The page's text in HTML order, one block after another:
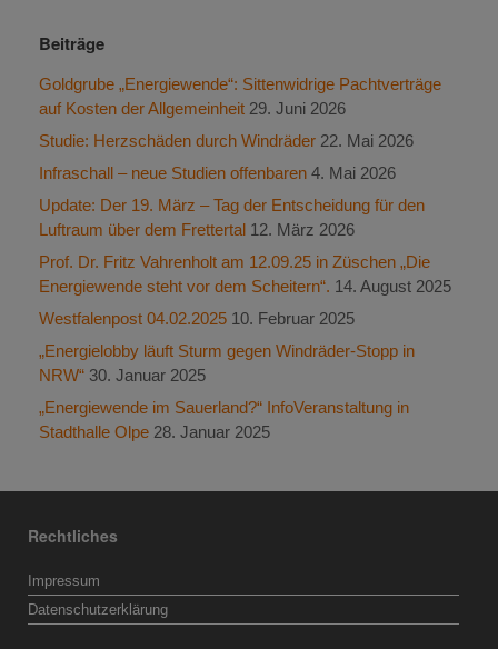
Beiträge
Goldgrube „Energiewende“: Sittenwidrige Pachtverträge
auf Kosten der Allgemeinheit 29. Juni 2026
Studie: Herzschäden durch Windräder 22. Mai 2026
Infraschall – neue Studien offenbaren 4. Mai 2026
Update: Der 19. März – Tag der Entscheidung für den
Luftraum über dem Frettertal 12. März 2026
Prof. Dr. Fritz Vahrenholt am 12.09.25 in Züschen „Die
Energiewende steht vor dem Scheitern“. 14. August 2025
Westfalenpost 04.02.2025 10. Februar 2025
„Energielobby läuft Sturm gegen Windräder-Stopp in
NRW“ 30. Januar 2025
„Energiewende im Sauerland?“ InfoVeranstaltung in
Stadthalle Olpe 28. Januar 2025
Rechtliches
Impressum
Datenschutzerklärung